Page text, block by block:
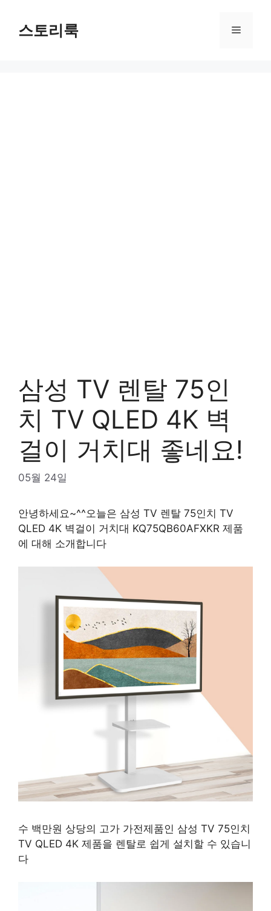
content스토리룩 Menu
삼성 TV 렌탈 75인
치 TV QLED 4K 벽
걸이 거치대 좋네요!
05월 24일
안녕하세요~^^오늘은 삼성 TV 렌탈 75인치 TV
QLED 4K 벽걸이 거치대 KQ75QB60AFXKR 제품
에 대해 소개합니다
수 백만원 상당의 고가 가전제품인 삼성 TV 75인치
TV QLED 4K 제품을 렌탈로 쉽게 설치할 수 있습니
다